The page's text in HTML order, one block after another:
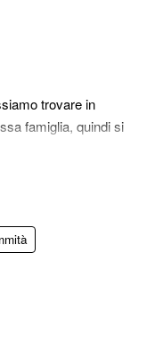
trovare in
famiglia, quindi si
famose.
con la
di: menta
e che
di un’erba
le notti di luna